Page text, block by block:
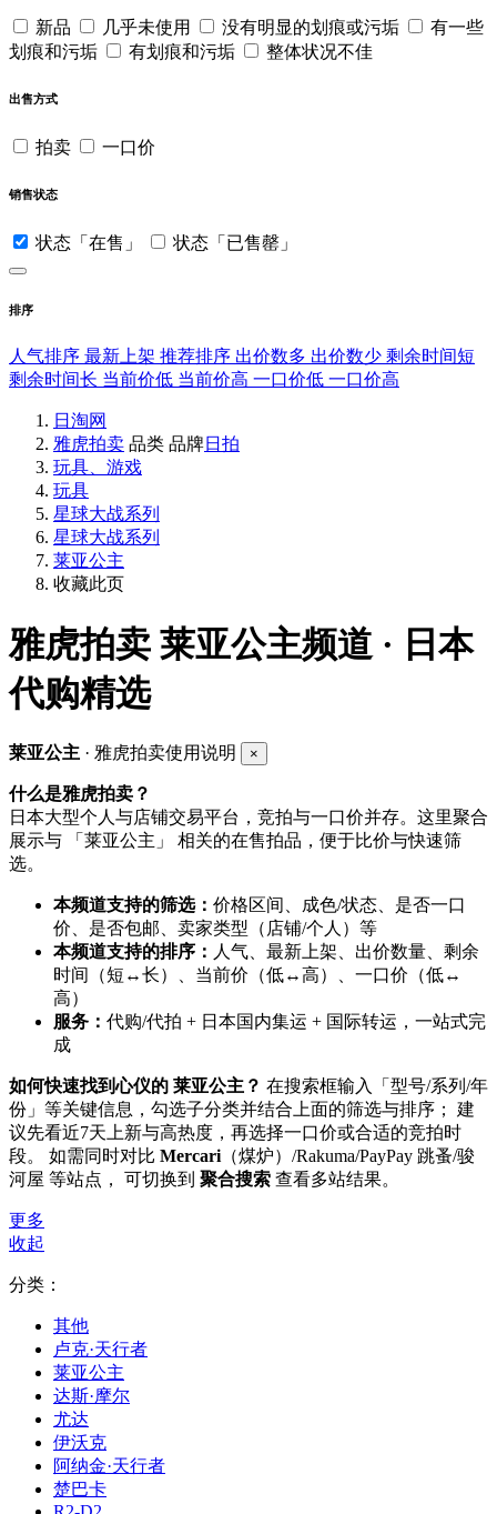
新品 几乎未使用 没有明显的划痕或污垢
有一些
划痕和污垢
有划痕和污垢 整体状况不佳
出售方式
拍卖 一口价
销售状态
状态「在售」 状态「已售罄」
排序
人气排序 最新上架 推荐排序 出价数多 出价数少 剩余时间短
剩余时间长 当前价低 当前价高 一口价低 一口价高
日淘网
雅虎拍卖 品类 品牌日拍
玩具、游戏
玩具
星球大战系列
星球大战系列
莱亚公主
收藏此页
雅虎拍卖 莱亚公主频道 · 日本
代购精选
莱亚公主 · 雅虎拍卖使用说明 ×
什么是雅虎拍卖？
日本大型个人与店铺交易平台，竞拍与一口价并存。这里聚合
展示与 「莱亚公主」 相关的在售拍品，便于比价与快速筛
选。
本频道支持的筛选： 价格区间、成色/状态、是否一口
价、是否包邮、卖家类型（店铺/个人）等
本频道支持的排序： 人气、最新上架、出价数量、剩余
时间（短↔长）、当前价（低↔高）、一口价（低↔
高）
服务： 代购/代拍 + 日本国内集运 + 国际转运，一站式完
成
如何快速找到心仪的 莱亚公主？ 在搜索框输入「型号/系列/年
份」等关键信息，勾选子分类并结合上面的筛选与排序； 建
议先看近7天上新与高热度，再选择一口价或合适的竞拍时
段。 如需同时对比 Mercari （煤炉）/Rakuma/PayPay 跳蚤/骏
河屋 等站点， 可切换到 聚合搜索 查看多站结果。
更多
收起
分类：
其他
卢克·天行者
莱亚公主
达斯·摩尔
尤达
伊沃克
阿纳金·天行者
楚巴卡